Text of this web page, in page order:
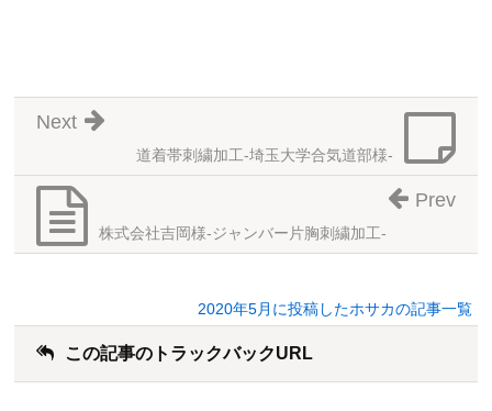
道着帯刺繍加工-埼玉大学合気道部様-
Next
株式会社吉岡様-ジャンバー片胸刺繍加工-
Prev
2020年5月に投稿したホサカの記事一覧
この記事のトラックバックURL